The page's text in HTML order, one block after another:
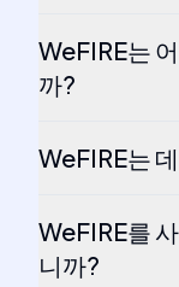
WeFIRE는
까?
WeFIRE는
WeFIRE를
니까?